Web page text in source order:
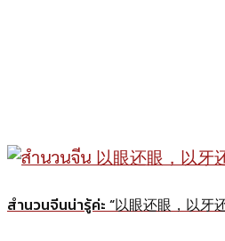
สำนวนจีนน่ารู้ค่ะ “以眼还眼，以牙